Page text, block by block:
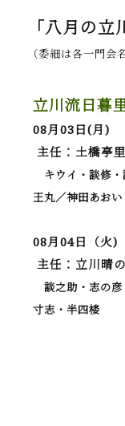
「八月の立
（委細は各一門会
立川流日暮
08月03日(月)
主任：土橋亭
キウイ・談修・
王丸／神田あおい
08月04日（火)
主任：立川晴
談之助・志の彦
寸志・半四楼